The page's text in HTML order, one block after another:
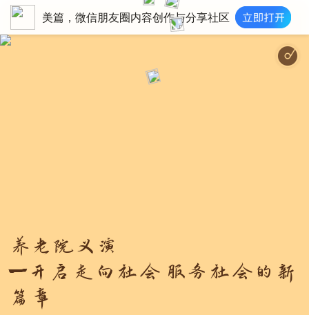
美篇，微信朋友圈内容创作与分享社区
养老院义演
‍— 开启走向社会 服务社会的新
篇章
她的白发 - Mom